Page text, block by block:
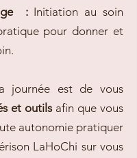
:Initiation au soin
pour donner et
journée est de vous
et outilsafin que vous
autonomie pratiquer
LaHoChi sur vous